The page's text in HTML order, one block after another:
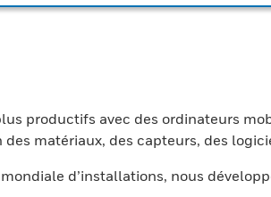
productifs avec des ordinateurs
matériaux, des capteurs, des
d’installations, nous